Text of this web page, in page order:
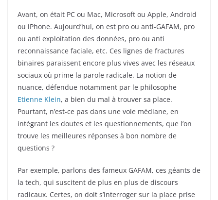
Avant, on était PC ou Mac, Microsoft ou Apple, Android
ou iPhone. Aujourd’hui, on est pro ou anti-GAFAM, pro
ou anti exploitation des données, pro ou anti
reconnaissance faciale, etc. Ces lignes de fractures
binaires paraissent encore plus vives avec les réseaux
sociaux où prime la parole radicale. La notion de
nuance, défendue notamment par le philosophe
Etienne Klein, a bien du mal à trouver sa place.
Pourtant, n’est-ce pas dans une voie médiane, en
intégrant les doutes et les questionnements, que l’on
trouve les meilleures réponses à bon nombre de
questions ?
Par exemple, parlons des fameux GAFAM, ces géants de
la tech, qui suscitent de plus en plus de discours
radicaux. Certes, on doit s’interroger sur la place prise